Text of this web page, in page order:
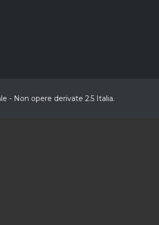
- Non opere derivate 2.5 Italia.